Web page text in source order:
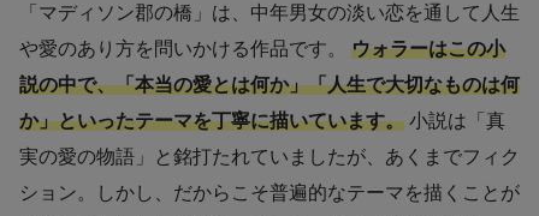
「マディソン郡の橋」は、中年男女の淡い恋を通して人生
や愛のあり方を問いかける作品です。 ウォラーはこの小
説の中で、「本当の愛とは何か」「人生で大切なものは何
か」といったテーマを丁寧に描いています。 小説は「真
実の愛の物語」と銘打たれていましたが、あくまでフィク
ション。しかし、だからこそ普遍的なテーマを描くことが